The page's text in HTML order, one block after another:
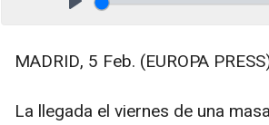
MADRID, 5 Feb. (EUROPA
La llegada el viernes de una